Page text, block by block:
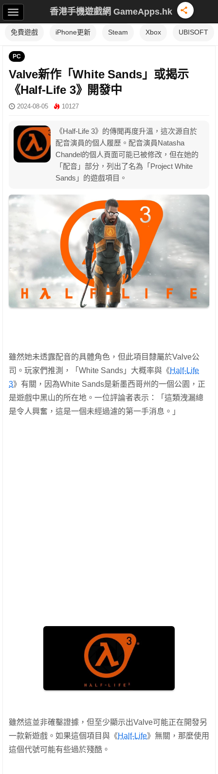
香港手機遊戲網 GameApps.hk
免費遊戲 iPhone更新 Steam Xbox UBISOFT
PC
Valve新作「White Sands」或揭示
《Half-Life 3》開發中
2024-08-05 10127
《Half-Life 3》的傳聞再度升溫，這次源自於
配音演員的個人履歷。配音演員Natasha
Chandel的個人頁面可能已被修改，但在她的
「配音」部分，列出了名為「Project White
Sands」的遊戲項目。
雖然她未透露配音的具體角色，但此項目隸屬於Valve公
司。玩家們推測，「White Sands」大概率與《Half-Life
3》有關，因為White Sands是新墨西哥州的一個公園，正
是遊戲中黑山的所在地。一位評論者表示：「這類洩漏總
是令人興奮，這是一個未經過濾的第一手消息。」
雖然這並非確鑿證據，但至少顯示出Valve可能正在開發另
一款新遊戲。如果這個項目與《Half-Life》無關，那麼使用
這個代號可能有些過於殘酷。